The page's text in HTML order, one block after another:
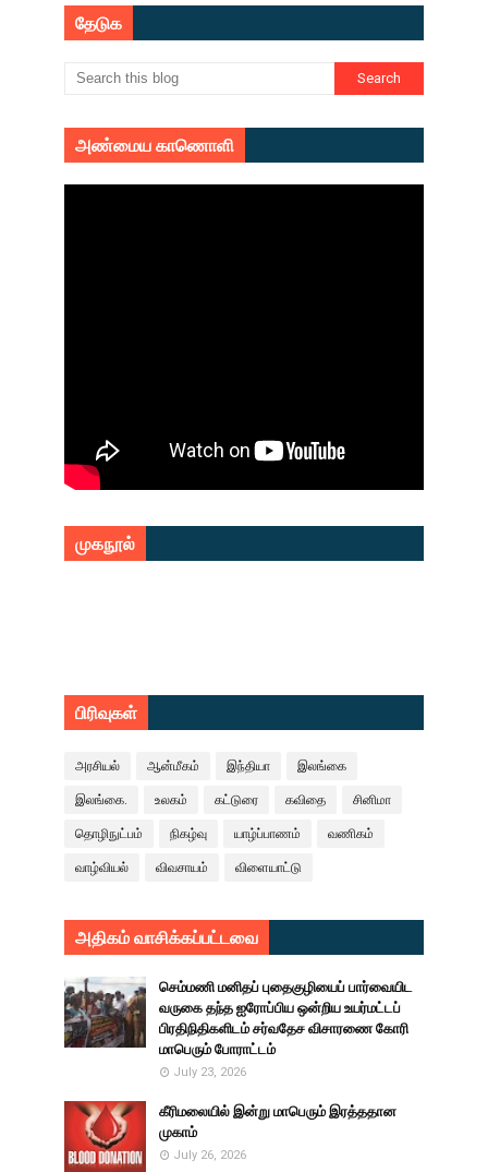
தேடுக
அண்மைய காணொளி
முகநூல்
பிரிவுகள்
அரசியல் ஆன்மீகம் இந்தியா இலங்கை
இலங்கை. உலகம் கட்டுரை கவிதை சினிமா
தொழிநுட்பம் நிகழ்வு யாழ்ப்பாணம் வணிகம்
வாழ்வியல் விவசாயம் விளையாட்டு
அதிகம் வாசிக்கப்பட்டவை
செம்மணி மனிதப் புதைகுழியைப் பார்வையிட
வருகை தந்த ஐரோப்பிய ஒன்றிய உயர்மட்டப்
பிரதிநிதிகளிடம் சர்வதேச விசாரணை கோரி
மாபெரும் போராட்டம்
July 23, 2026
கீரிமலையில் இன்று மாபெரும் இரத்ததான
முகாம்
July 26, 2026